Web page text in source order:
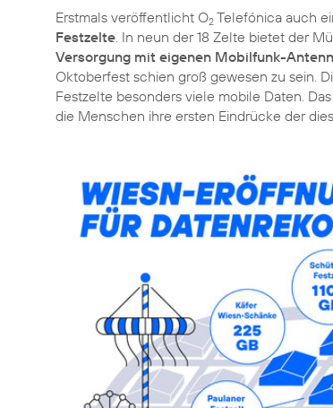
Erstmals veröffentlicht O2 Telefónica auch
Festzelte . In neun der 18 Zelte bietet der
Versorgung mit eigenen Mobilfunk-
Oktoberfest schien groß gewesen zu sein.
Festzelte besonders viele mobile Daten.
die Menschen ihre ersten Eindrücke der